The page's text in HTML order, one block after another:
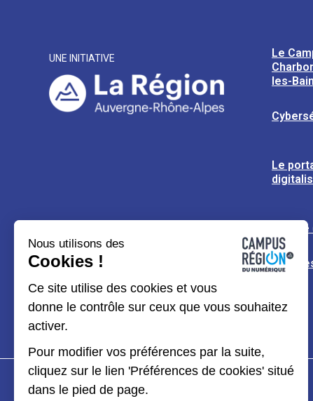
UNE INITIATIVE
Le
les-
Le
Nous utilisons des
Cookies !
Ce site utilise des cookies et vous
donne le contrôle sur ceux que vous souhaitez
activer.
Pour modifier vos préférences par la suite,
cliquez sur le lien 'Préférences de cookies' situé
dans le pied de page.